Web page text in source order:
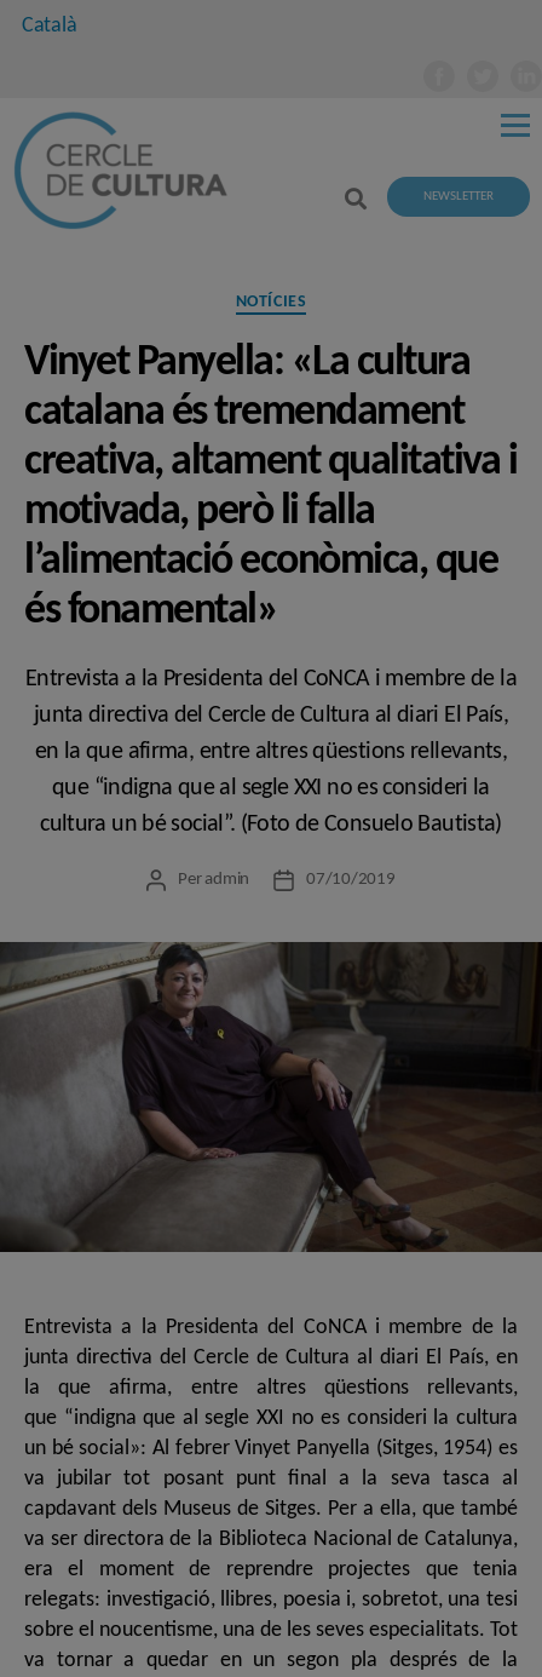
Català
NEWSLETTER
Categories
NOTÍCIES
Vinyet Panyella: «La cultura
catalana és tremendament
creativa, altament qualitativa i
motivada, però li falla
l’alimentació econòmica, que
és fonamental»
Entrevista a la Presidenta del CoNCA i membre de la
junta directiva del Cercle de Cultura al diari El País,
en la que afirma, entre altres qüestions rellevants,
que “indigna que al segle XXI no es consideri la
cultura un bé social”. (Foto de Consuelo Bautista)
Autor
Per admin
Data07/10/2019
Entrevista a la Presidenta del CoNCA i membre de la
junta directiva del Cercle de Cultura al diari El País, en
la que afirma, entre altres qüestions rellevants,
que “indigna que al segle XXI no es consideri la cultura
un bé social»: Al febrer Vinyet Panyella (Sitges, 1954) es
va jubilar tot posant punt final a la seva tasca al
capdavant dels Museus de Sitges. Per a ella, que també
va ser directora de la Biblioteca Nacional de Catalunya,
era el moment de reprendre projectes que tenia
relegats: investigació, llibres, poesia i, sobretot, una tesi
sobre el noucentisme, una de les seves especialitats. Tot
va tornar a quedar en un segon pla després de la